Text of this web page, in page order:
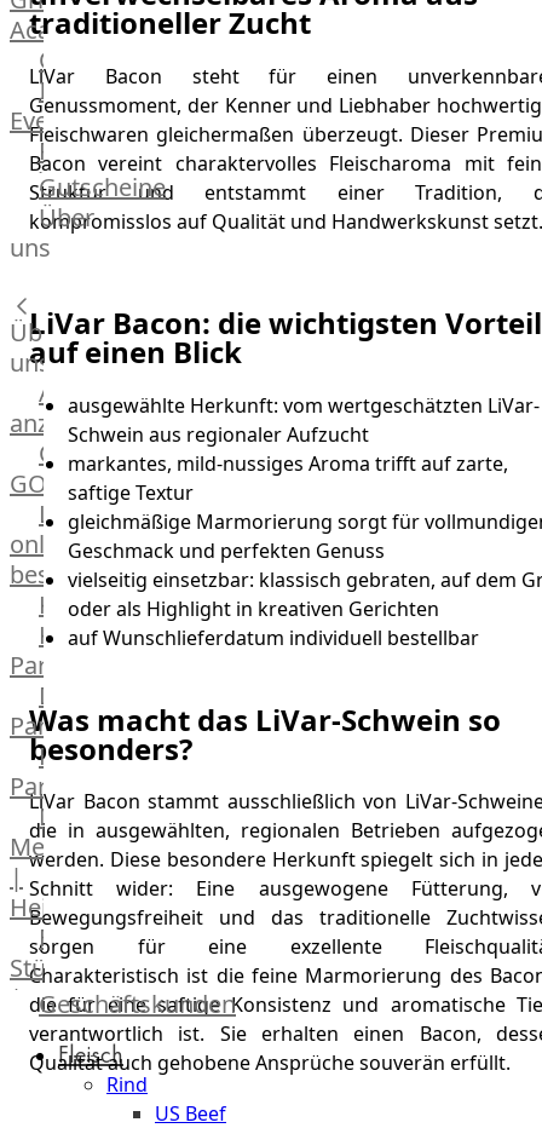
Academy
OTTO@Home
Individuelle
Events
Partner
Kalender
Gästehaus
Villa
Gutscheine
Über
uns
Über
uns
Alle
anzeigen
OTTO
GOURMET
Lebensmittel
online
bestellen
Karriere
Kochschul-
Partner
Depot-
Partner
Frischetheken-
Partner
Männer
Metzger
|
Heinsberg
Feinkost
Stüttgen
|
Düsseldorf
The
Geschäftskunden
Fleisch
Rind
US Beef
traditioneller Zucht
LiVar Bacon steht für einen
Genussmoment, der Kenner und Liebhaber
Fleischwaren gleichermaßen überzeugt. Dieser
Bacon vereint charaktervolles Fleischaroma mit
Struktur und entstammt einer Tradition,
kompromisslos auf Qualität und Handwerkskunst setzt.
LiVar Bacon: die wichtigsten
auf einen Blick
ausgewählte Herkunft: vom wertgeschätzten LiVar-
Schwein aus regionaler Aufzucht
markantes, mild-nussiges Aroma trifft auf zarte,
saftige Textur
gleichmäßige Marmorierung sorgt für
Geschmack und perfekten Genuss
vielseitig einsetzbar: klassisch gebraten, auf dem
oder als Highlight in kreativen Gerichten
auf Wunschlieferdatum individuell bestellbar
Was macht das LiVar-Schwein so
besonders?
LiVar Bacon stammt ausschließlich von LiVar-
die in ausgewählten, regionalen Betrieben
werden. Diese besondere Herkunft spiegelt sich in
Schnitt wider: Eine ausgewogene Fütterung,
Bewegungsfreiheit und das traditionelle
sorgen für eine exzellente
Charakteristisch ist die feine Marmorierung des
die für eine saftige Konsistenz und aromatische
verantwortlich ist. Sie erhalten einen Bacon,
Qualität auch gehobene Ansprüche souverän erfüllt.